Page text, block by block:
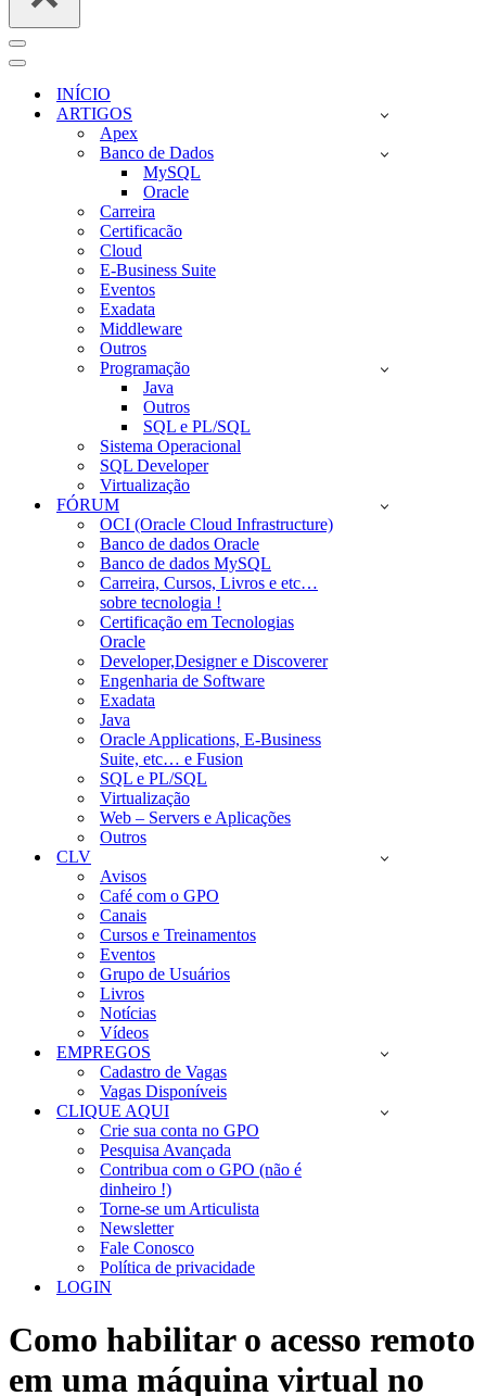
Menu
de
navegação
Menu
navegaçãoINÍCIO
ARTIGOS
Apex
Banco de Dados
MySQL
Oracle
Carreira
Certificacão
Cloud
E-Business Suite
Eventos
Exadata
Middleware
Outros
Programação
Java
Outros
SQL e PL/SQL
Sistema Operacional
SQL Developer
Virtualização
FÓRUM
OCI (Oracle Cloud Infrastructure)
Banco de dados Oracle
Banco de dados MySQL
Carreira, Cursos, Livros e etc…
sobre tecnologia !
Certificação em Tecnologias
Oracle
Developer,Designer e Discoverer
Engenharia de Software
Exadata
Java
Oracle Applications, E-Business
Suite, etc… e Fusion
SQL e PL/SQL
Virtualização
Web – Servers e Aplicações
Outros
CLV
Avisos
Café com o GPO
Canais
Cursos e Treinamentos
Eventos
Grupo de Usuários
Livros
Notícias
Vídeos
EMPREGOS
Cadastro de Vagas
Vagas Disponíveis
CLIQUE AQUI
Crie sua conta no GPO
Pesquisa Avançada
Contribua com o GPO (não é
dinheiro !)
Torne-se um Articulista
Newsletter
Fale Conosco
Política de privacidade
LOGIN
Como habilitar o acesso remoto
em uma máquina virtual no